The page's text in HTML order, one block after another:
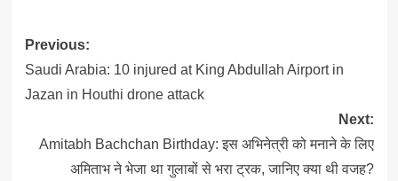
Post
navigation
Previous:
Saudi Arabia: 10 injured at King Abdullah Airport in
Jazan in Houthi drone attack
Next:
Amitabh Bachchan Birthday: इस अभिनेत्री को मनाने के लिए
अमिताभ ने भेजा था गुलाबों से भरा ट्रक, जानिए क्या थी वजह?